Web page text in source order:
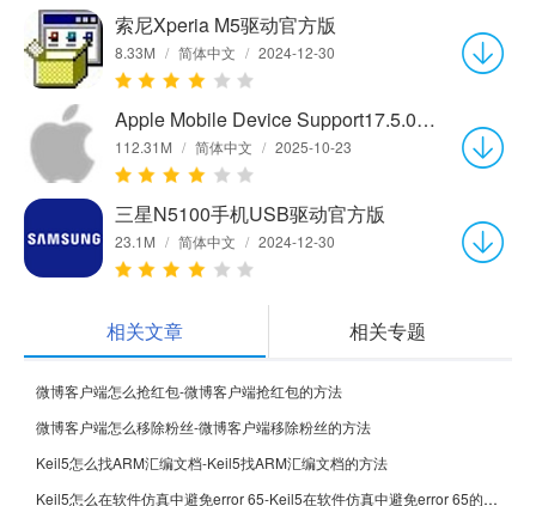
索尼Xperia M5驱动官方版
8.33M / 简体中文 / 2024-12-30
Apple Mobile Device Support17.5.0.12 最新版
112.31M / 简体中文 / 2025-10-23
三星N5100手机USB驱动官方版
23.1M / 简体中文 / 2024-12-30
相关文章 相关专题
微博客户端怎么抢红包-微博客户端抢红包的方法
微博客户端怎么移除粉丝-微博客户端移除粉丝的方法
Keil5怎么找ARM汇编文档-Keil5找ARM汇编文档的方法
Keil5怎么在软件仿真中避免error 65-Keil5在软件仿真中避免error 65的方法